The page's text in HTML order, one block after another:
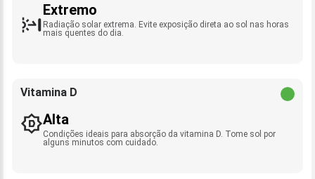
Extremo
Radiação solar extrema. Evite exposição direta ao sol nas horas
mais quentes do dia.
Vitamina D
Alta
Condições ideais para absorção da vitamina D. Tome sol por
alguns minutos com cuidado.